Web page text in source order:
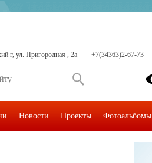
г, ул. Пригородная , 2а +7(34363)2-67-73
Новости Проекты Фотоальбомы